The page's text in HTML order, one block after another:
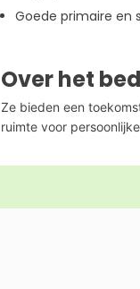
Goede primaire en
Over het
Ze bieden een
ruimte voor